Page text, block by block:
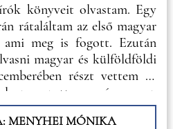
könyveit olvastam. Egy
rátaláltam az első magyar
meg is fogott. Ezután
magyar és külföldföldi
részt vettem az
szervezett eseményen, ez
MENYHEI MÓNIKA